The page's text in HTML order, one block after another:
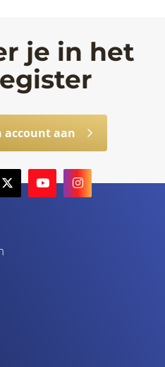
je in het
account aan